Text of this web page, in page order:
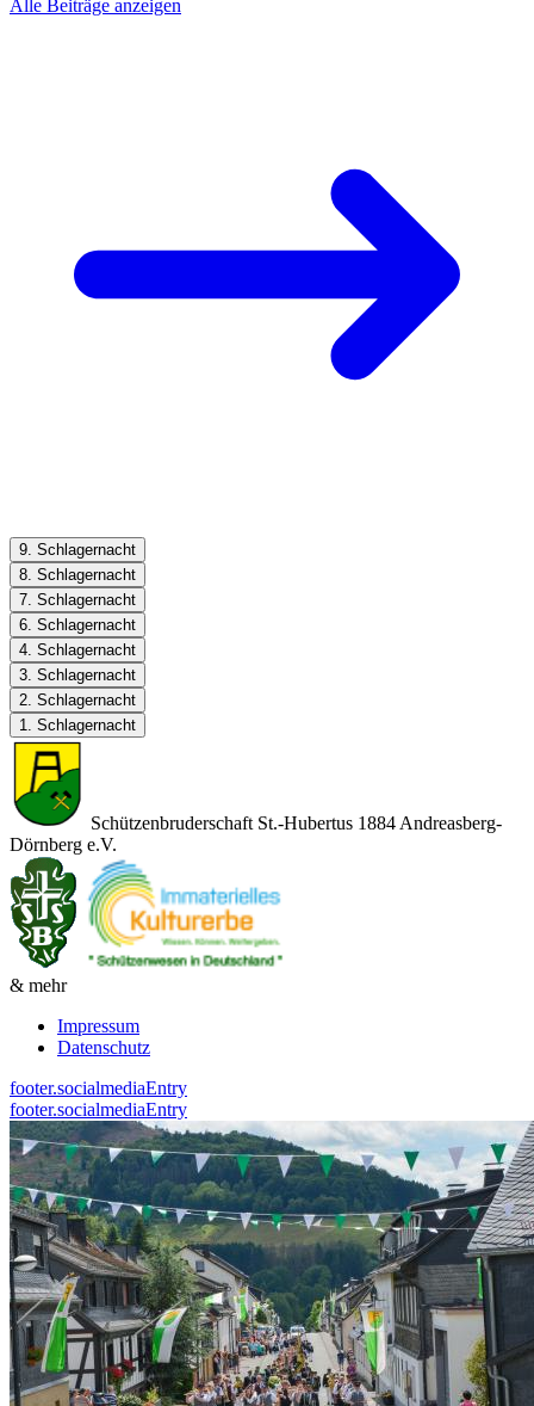
Alle Beiträge anzeigen
9. Schlagernacht
8. Schlagernacht
7. Schlagernacht
6. Schlagernacht
4. Schlagernacht
3. Schlagernacht
2. Schlagernacht
1. Schlagernacht
Schützenbruderschaft St.-Hubertus 1884 Andreasberg-
Dörnberg e.V.
& mehr
Impressum
Datenschutz
footer.socialmediaEntry
footer.socialmediaEntry